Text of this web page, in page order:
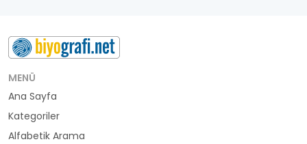
MENÜ
Ana Sayfa
Kategoriler
Alfabetik Arama